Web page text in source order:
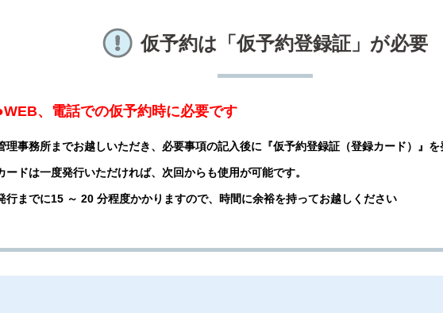
仮予約は「仮予約登録証」が必要
、電話での仮予約時に必要です
理事務所までお越しいただき、必要事項の記入後に『仮予約登録証（登録カード）』を
ードは一度発行いただければ、次回からも使用が可能です。
行までに15 ～ 20 分程度かかりますので、時間に余裕を持ってお越しください